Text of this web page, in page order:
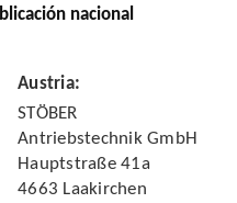
nacional
Austria:
STÖBER
Antriebstechnik GmbH
Hauptstraße 41a
4663 Laakirchen